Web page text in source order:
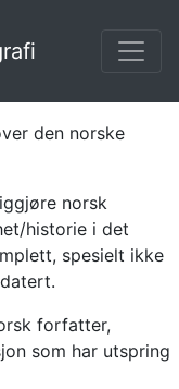
den norske
norsk
historie i det
spesielt ikke
forfatter,
som har utspring